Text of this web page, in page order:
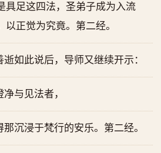
具足这四法，圣弟子成为入流
正觉为究竟。第二经。
如此说后，导师又继续开示：
与见法者，
沉浸于梵行的安乐。第二经。